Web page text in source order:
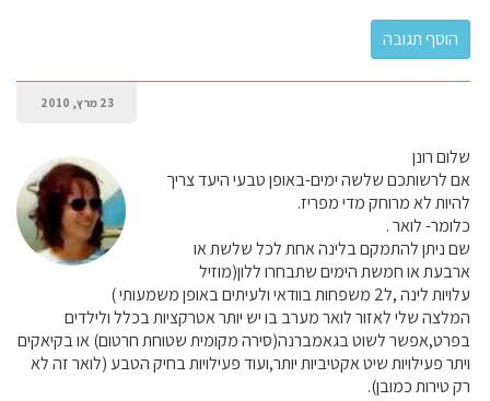
23 מרץ, 2010
שלום רונן
אם לרשותכם שלשה ימים-באופן טבעי היעד צריך
להיות לא מרוחק מדי מפריז.
כלומר- לואר .
שם ניתן להתמקם בלינה אחת לכל שלשת או
ארבעת או חמשת הימים שתבחרו ללון(מוזיל
עלויות לינה ,ל2 משפחות בוודאי ולעיתים באופן משמעותי )
המלצה שלי לאזור לואר מערב בו יש יותר אטרקציות בכלל ולילדים
בפרט,אפשר לשוט בגאמברנה(סירה מקומית שטוחת חרטום) או בקיאקים
ויתר פעילויות שיט אקטיביות יותר,ועוד פעילויות בחיק הטבע (לואר זה לא
רק טירות כמובן).